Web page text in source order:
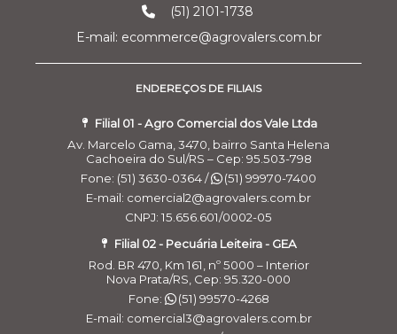
(51) 2101-1738
E-mail: ecommerce@agrovalers.com.br
ENDEREÇOS DE FILIAIS
Filial 01 - Agro Comercial dos Vale Ltda
Av. Marcelo Gama, 3470, bairro Santa Helena
Cachoeira do Sul/RS – Cep: 95.503-798
Fone: (51) 3630-0364 /
(51) 99970-7400
E-mail: comercial2@agrovalers.com.br
CNPJ: 15.656.601/0002-05
Filial 02 - Pecuária Leiteira - GEA
Rod. BR 470, Km 161, nº 5000 – Interior
Nova Prata/RS, Cep: 95.320-000
Fone:
(51) 99570-4268
E-mail: comercial3@agrovalers.com.br